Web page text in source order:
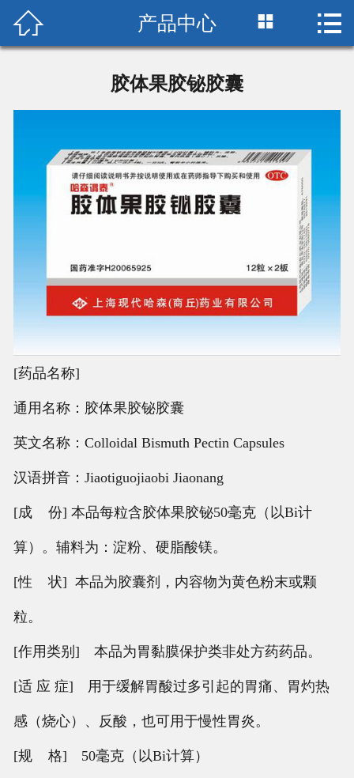
 首页
产品中心
 产品中心  
胶体果胶铋胶囊
[药品名称]
通用名称：胶体果胶铋胶囊
英文名称：Colloidal Bismuth Pectin Capsules
汉语拼音：Jiaotiguojiaobi Jiaonang
[成 份] 本品每粒含胶体果胶铋50毫克（以Bi计
算）。辅料为：淀粉、硬脂酸镁。
[性 状] 本品为胶囊剂，内容物为黄色粉末或颗
粒。
[作用类别] 本品为胃黏膜保护类非处方药药品。
[适 应 症] 用于缓解胃酸过多引起的胃痛、胃灼热
感（烧心）、反酸，也可用于慢性胃炎。
[规 格] 50毫克（以Bi计算）